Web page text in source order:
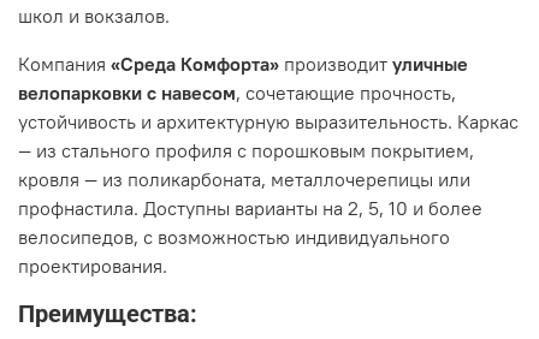
школ и вокзалов.
Компания «Среда Комфорта» производит уличные
велопарковки с навесом, сочетающие прочность,
устойчивость и архитектурную выразительность. Каркас
— из стального профиля с порошковым покрытием,
кровля — из поликарбоната, металлочерепицы или
профнастила. Доступны варианты на 2, 5, 10 и более
велосипедов, с возможностью индивидуального
проектирования.
Преимущества: